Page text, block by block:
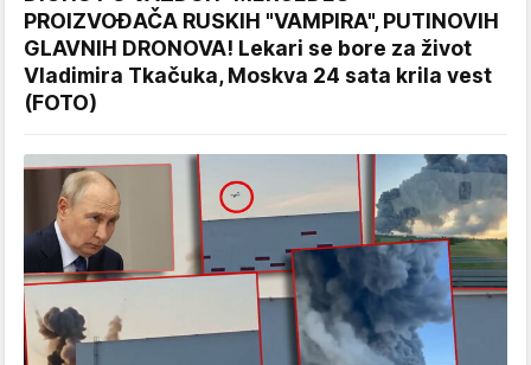
PROIZVOĐAČA RUSKIH "VAMPIRA", PUTINOVIH
GLAVNIH DRONOVA! Lekari se bore za život
Vladimira Tkačuka, Moskva 24 sata krila vest
(FOTO)